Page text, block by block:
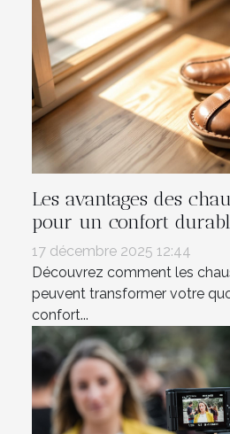
Les avantages des
pour un confort
17 décembre 2025 12:44
Découvrez comment les
peuvent transformer votre
confort...